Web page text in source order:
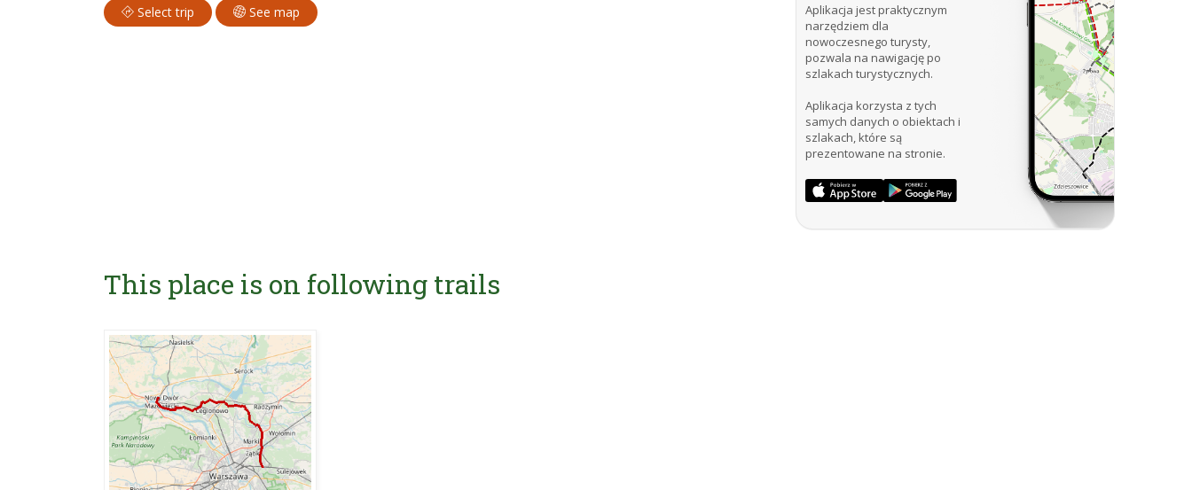
Select trip See map
Aplikacja jest praktycznym
narzędziem dla
nowoczesnego turysty,
pozwala na nawigację po
szlakach turystycznych.
Aplikacja korzysta z tych
samych danych o obiektach i
szlakach, które są
prezentowane na stronie.
This place is on following trails